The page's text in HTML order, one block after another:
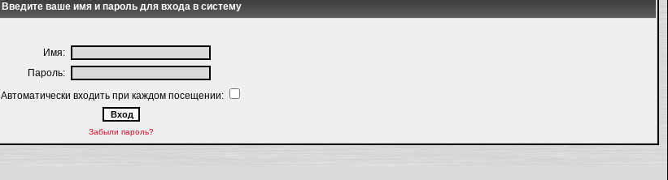
Введите ваше имя и пароль для входа в систему
Имя:
Пароль:
Автоматически входить при каждом посещении:
Забыли пароль?